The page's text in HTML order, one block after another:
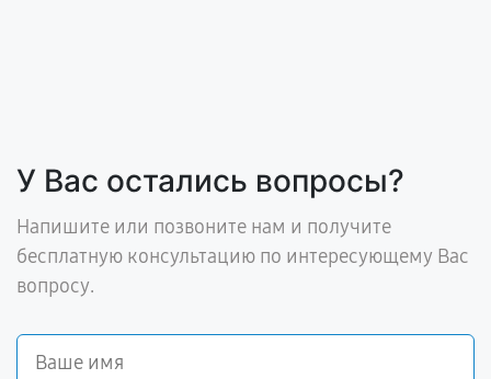
У Вас остались вопросы?
Напишите или позвоните нам и получите
бесплатную консультацию по интересующему Вас
вопросу.